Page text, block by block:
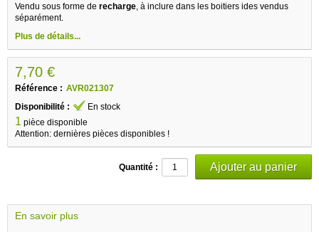
Vendu sous forme de recharge, à inclure dans les boitiers ides vendus
séparément.
Plus de détails...
7,70 €
Référence : AVR021307
Disponibilité :
En stock
1 pièce disponible
Attention: dernières pièces disponibles !
Quantité :
En savoir plus